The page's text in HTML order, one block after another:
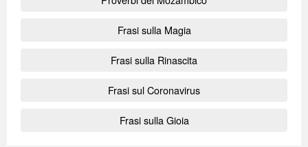
Frasi sulla Magia
Frasi sulla Rinascita
Frasi sul Coronavirus
Frasi sulla Gioia